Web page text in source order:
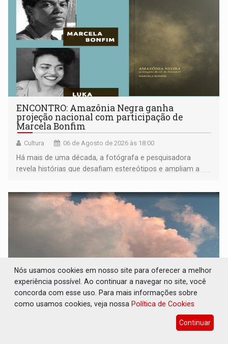
ENCONTRO: Amazônia Negra ganha
projeção nacional com participação de
Marcela Bonfim
Cultura 06 de Agosto de 2026 às 18:00
Há mais de uma década, a fotógrafa e pesquisadora
revela histórias que desafiam estereótipos e ampliam a
negras
PREVISÃO: Porto Velho tem chances de
Nós usamos cookies em nosso site para oferecer a melhor
experiência possível. Ao continuar a navegar no site, você
concorda com esse uso. Para mais informações sobre
como usamos cookies, veja nossa Política de Cookies
Continuar